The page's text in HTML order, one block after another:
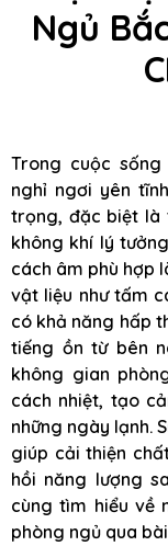
Ngủ
Trong cuộc
nghỉ ngơi yên
trọng, đặc biệt là
không khí lý
cách âm phù hợp
vật liệu như tấm
có khả năng hấp
tiếng ồn từ bên
không gian
cách nhiệt, tạo
những ngày lạnh.
giúp cải thiện
hồi năng lượng
cùng tìm hiểu về
phòng ngủ qua